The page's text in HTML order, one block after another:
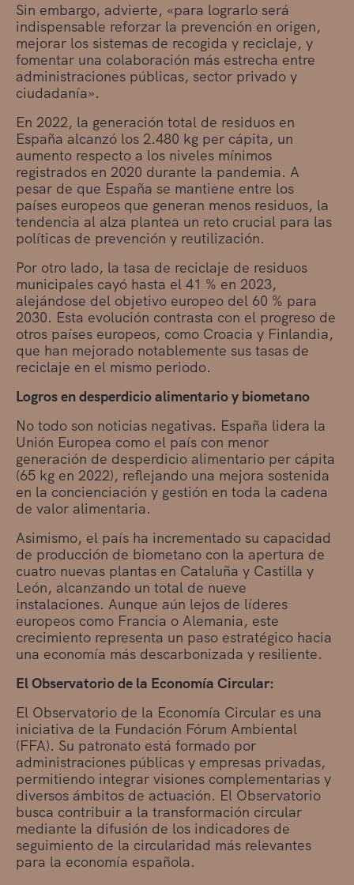
Sin embargo, advierte, «para lograrlo será
indispensable reforzar la prevención en origen,
mejorar los sistemas de recogida y reciclaje, y
fomentar una colaboración más estrecha entre
administraciones públicas, sector privado y
ciudadanía».
En 2022, la generación total de residuos en
España alcanzó los 2.480 kg per cápita, un
aumento respecto a los niveles mínimos
registrados en 2020 durante la pandemia. A
pesar de que España se mantiene entre los
países europeos que generan menos residuos, la
tendencia al alza plantea un reto crucial para las
políticas de prevención y reutilización.
Por otro lado, la tasa de reciclaje de residuos
municipales cayó hasta el 41 % en 2023,
alejándose del objetivo europeo del 60 % para
2030. Esta evolución contrasta con el progreso de
otros países europeos, como Croacia y Finlandia,
que han mejorado notablemente sus tasas de
reciclaje en el mismo periodo.
Logros en desperdicio alimentario y biometano
No todo son noticias negativas. España lidera la
Unión Europea como el país con menor
generación de desperdicio alimentario per cápita
(65 kg en 2022), reflejando una mejora sostenida
en la concienciación y gestión en toda la cadena
de valor alimentaria.
Asimismo, el país ha incrementado su capacidad
de producción de biometano con la apertura de
cuatro nuevas plantas en Cataluña y Castilla y
León, alcanzando un total de nueve
instalaciones. Aunque aún lejos de líderes
europeos como Francia o Alemania, este
crecimiento representa un paso estratégico hacia
una economía más descarbonizada y resiliente.
El Observatorio de la Economía Circular:
El Observatorio de la Economía Circular es una
iniciativa de la Fundación Fórum Ambiental
(FFA). Su patronato está formado por
administraciones públicas y empresas privadas,
permitiendo integrar visiones complementarias y
diversos ámbitos de actuación. El Observatorio
busca contribuir a la transformación circular
mediante la difusión de los indicadores de
seguimiento de la circularidad más relevantes
para la economía española.